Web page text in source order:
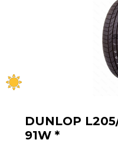
DUNLOP
91W *